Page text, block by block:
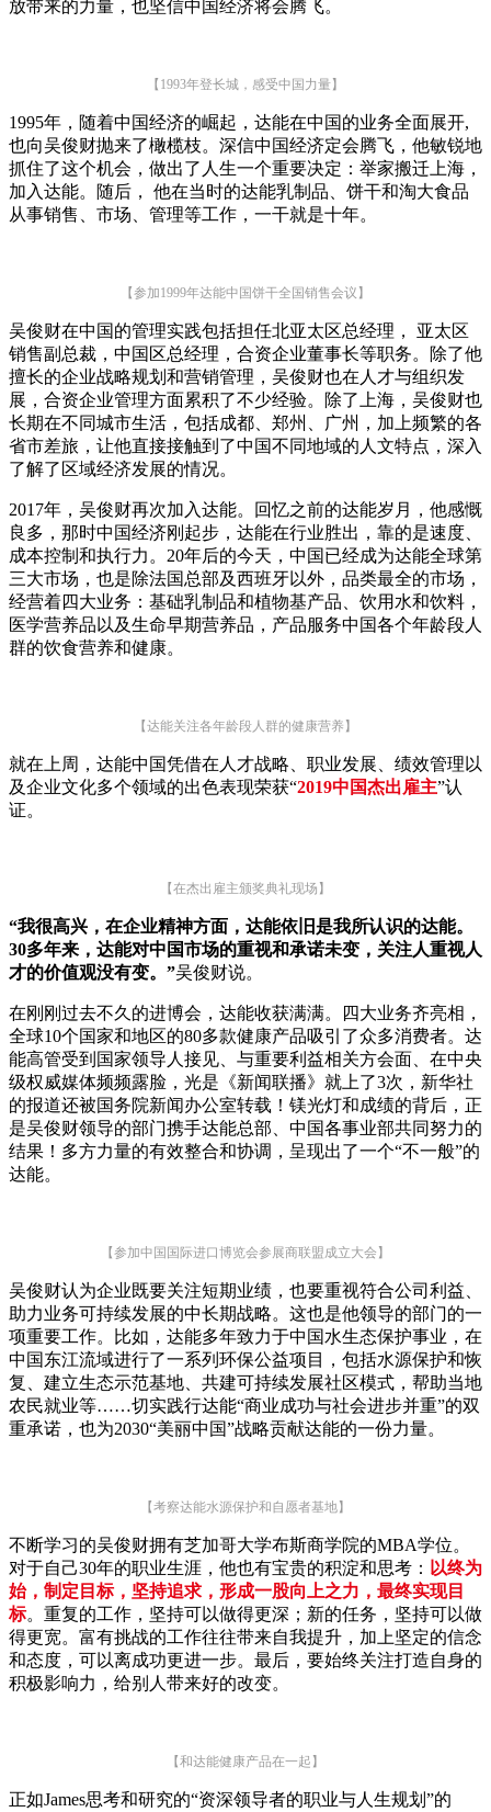
放带来的力量，也坚信中国经济将会腾飞。
【1993年登长城，感受中国力量】
1995年，随着中国经济的崛起，达能在中国的业务全面展开,
也向吴俊财抛来了橄榄枝。深信中国经济定会腾飞，他敏锐地
抓住了这个机会，做出了人生一个重要决定：举家搬迁上海，
加入达能。随后， 他在当时的达能乳制品、饼干和淘大食品
从事销售、市场、管理等工作，一干就是十年。
【参加1999年达能中国饼干全国销售会议】
吴俊财在中国的管理实践包括担任北亚太区总经理， 亚太区
销售副总裁，中国区总经理，合资企业董事长等职务。除了他
擅长的企业战略规划和营销管理，吴俊财也在人才与组织发
展，合资企业管理方面累积了不少经验。除了上海，吴俊财也
长期在不同城市生活，包括成都、郑州、广州，加上频繁的各
省市差旅，让他直接接触到了中国不同地域的人文特点，深入
了解了区域经济发展的情况。
2017年，吴俊财再次加入达能。回忆之前的达能岁月，他感慨
良多，那时中国经济刚起步，达能在行业胜出，靠的是速度、
成本控制和执行力。20年后的今天，中国已经成为达能全球第
三大市场，也是除法国总部及西班牙以外，品类最全的市场，
经营着四大业务：基础乳制品和植物基产品、饮用水和饮料，
医学营养品以及生命早期营养品，产品服务中国各个年龄段人
群的饮食营养和健康。
【达能关注各年龄段人群的健康营养】
就在上周，达能中国凭借在人才战略、职业发展、绩效管理以
及企业文化多个领域的出色表现荣获“2019中国杰出雇主”认
证。
【在杰出雇主颁奖典礼现场】
“我很高兴，在企业精神方面，达能依旧是我所认识的达能。
30多年来，达能对中国市场的重视和承诺未变，关注人重视人
才的价值观没有变。”吴俊财说。
在刚刚过去不久的进博会，达能收获满满。四大业务齐亮相，
全球10个国家和地区的80多款健康产品吸引了众多消费者。达
能高管受到国家领导人接见、与重要利益相关方会面、在中央
级权威媒体频频露脸，光是《新闻联播》就上了3次，新华社
的报道还被国务院新闻办公室转载！镁光灯和成绩的背后，正
是吴俊财领导的部门携手达能总部、中国各事业部共同努力的
结果！多方力量的有效整合和协调，呈现出了一个“不一般”的
达能。
【参加中国国际进口博览会参展商联盟成立大会】
吴俊财认为企业既要关注短期业绩，也要重视符合公司利益、
助力业务可持续发展的中长期战略。这也是他领导的部门的一
项重要工作。比如，达能多年致力于中国水生态保护事业，在
中国东江流域进行了一系列环保公益项目，包括水源保护和恢
复、建立生态示范基地、共建可持续发展社区模式，帮助当地
农民就业等……切实践行达能“商业成功与社会进步并重”的双
重承诺，也为2030“美丽中国”战略贡献达能的一份力量。
【考察达能水源保护和自愿者基地】
不断学习的吴俊财拥有芝加哥大学布斯商学院的MBA学位。
对于自己30年的职业生涯，他也有宝贵的积淀和思考： 以终为
始，制定目标，坚持追求，形成一股向上之力，最终实现目
标。重复的工作，坚持可以做得更深；新的任务，坚持可以做
得更宽。富有挑战的工作往往带来自我提升，加上坚定的信念
和态度，可以离成功更进一步。最后，要始终关注打造自身的
积极影响力，给别人带来好的改变。
【和达能健康产品在一起】
正如James思考和研究的“资深领导者的职业与人生规划”的